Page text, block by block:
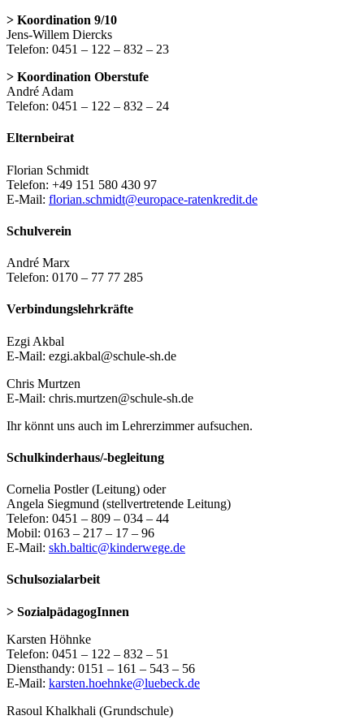
> Koordination 9/10
Jens-Willem Diercks
Telefon: 0451 – 122 – 832 – 23
> Koordination Oberstufe
André Adam
Telefon: 0451 – 122 – 832 – 24
Elternbeirat
Florian Schmidt
Telefon: +49 151 580 430 97
E-Mail: florian.schmidt@europace-ratenkredit.de
Schulverein
André Marx
Telefon: 0170 – 77 77 285
Verbindungslehrkräfte
Ezgi Akbal
E-Mail: ezgi.akbal@schule-sh.de
Chris Murtzen
E-Mail: chris.murtzen@schule-sh.de
Ihr könnt uns auch im Lehrerzimmer aufsuchen.
Schulkinderhaus/-begleitung
Cornelia Postler (Leitung) oder
Angela Siegmund (stellvertretende Leitung)
Telefon: 0451 – 809 – 034 – 44
Mobil: 0163 – 217 – 17 – 96
E-Mail: skh.baltic@kinderwege.de
Schulsozialarbeit
> SozialpädagogInnen
Karsten Höhnke
Telefon: 0451 – 122 – 832 – 51
Diensthandy: 0151 – 161 – 543 – 56
E-Mail: karsten.hoehnke@luebeck.de
Rasoul Khalkhali (Grundschule)